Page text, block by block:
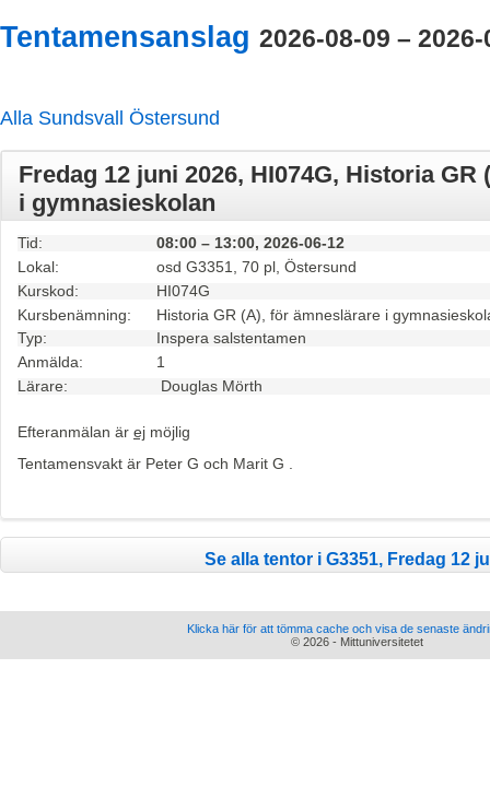
Tentamensanslag 2026-08-09 – 2026-
Alla Sundsvall Östersund
Fredag 12 juni 2026, HI074G, Historia
i gymnasieskolan
Tid:
08:00 – 13:00, 2026-06-12
Lokal:
osd G3351, 70 pl, Östersund
Kurskod:
HI074G
Kursbenämning:
Historia GR (A), för ämneslärare i
Typ:
Inspera salstentamen
Anmälda:
1
Lärare:
Douglas Mörth
Efteranmälan är ej möjlig
Tentamensvakt är Peter G och Marit G .
Se alla tentor i G3351, Fredag 12
Klicka här för att tömma cache och visa de senaste
© 2026 - Mittuniversitetet